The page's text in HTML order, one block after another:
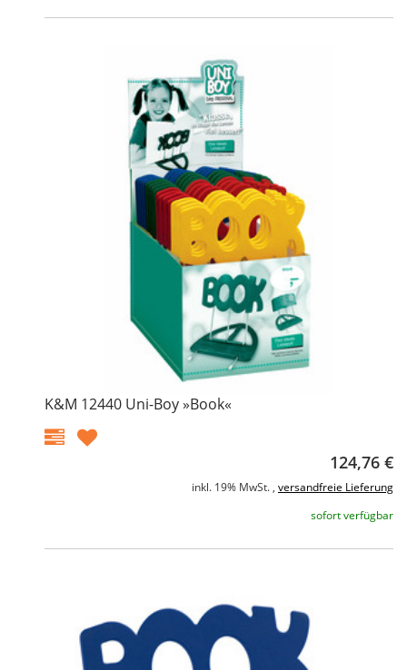
K&M 12440 Uni-Boy »Book«
124,76 €
inkl. 19% MwSt. , versandfreie Lieferung
sofort verfügbar